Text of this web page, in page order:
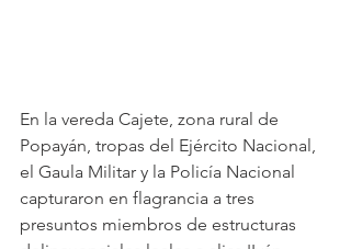
En la vereda Cajete, zona rural de
Popayán, tropas del Ejército Nacional,
el Gaula Militar y la Policía Nacional
capturaron en flagrancia a tres
presuntos miembros de estructuras